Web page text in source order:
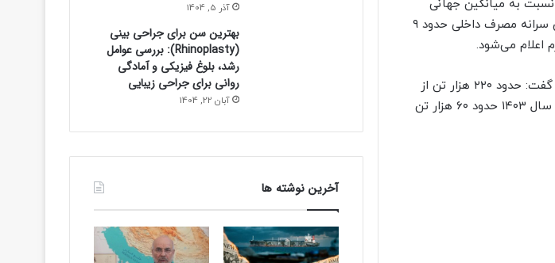
به میانگین جهانی
گفت: سالانه حدود یک میلیون تن حبوبات در کشور مصرف می‌شود که بر این اساس سرانه مصرف داخلی حدود ۹
لپه‌چی با بیان اینکه سالانه بین ۲۰۰ تا ۳۰۰ هزار تن نخود در کشور برداشت می‌شود، گفت: حدود ۲۲۰ هزار تن از
این محصول در داخل مصرف شده و مازاد آن قابلیت صادرات دارد. به عنوان نمونه، در سال ۱۴۰۳ حدود ۶۰ هزار تن
آذر 5, 1404
بهترین سن برای جراحی بینی
(Rhinoplasty): بررسی عوامل
رشد، بلوغ فیزیکی و آمادگی
روانی برای جراحی زیبایی
آبان 22, 1404
آخرین نوشته ها